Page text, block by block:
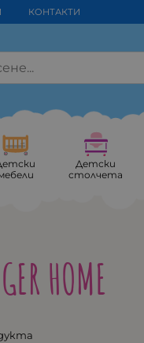
КОНТАКТИ
Детски
столчета
HOME